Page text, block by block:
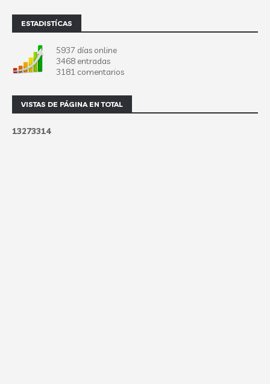
ESTADISTÍCAS
5937 días online
3468 entradas
3181 comentarios
VISTAS DE PÁGINA EN TOTAL
13273314